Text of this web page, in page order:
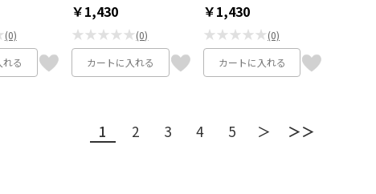
(0)
る
￥1,430
★★★★★(0)
カートに入れる
￥1,430
★★★★★(0)
カートに入れる
1 2 3 4 5 ＞ ＞＞